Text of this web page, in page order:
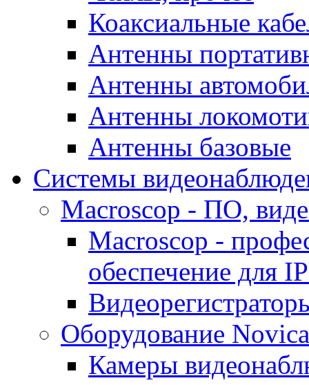
Коаксиальные
Антенны
Антенны
Антенны
Антенны базовые
Системы
Macroscop - ПО,
Macroscop -
обеспечение для
Оборудование
Камеры